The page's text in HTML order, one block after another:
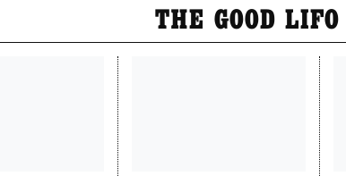
THE GOOD LIFO